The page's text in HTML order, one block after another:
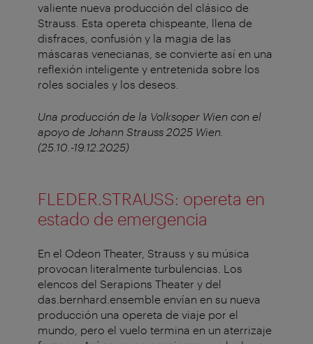
valiente nueva producción del clásico de
Strauss. Esta opereta chispeante, llena de
disfraces, confusión y la magia de las
máscaras venecianas, se convierte así en una
reflexión inteligente y entretenida sobre los
roles sociales y los deseos.
Una producción de la Volksoper Wien con el
apoyo de Johann Strauss 2025 Wien.
(25.10.-19.12.2025)
FLEDER.STRAUSS: opereta en
estado de emergencia
En el Odeon Theater, Strauss y su música
provocan literalmente turbulencias. Los
elencos del Serapions Theater y del
das.bernhard.ensemble envían en su nueva
producción una opereta de viaje por el
mundo, pero el vuelo termina en un aterrizaje